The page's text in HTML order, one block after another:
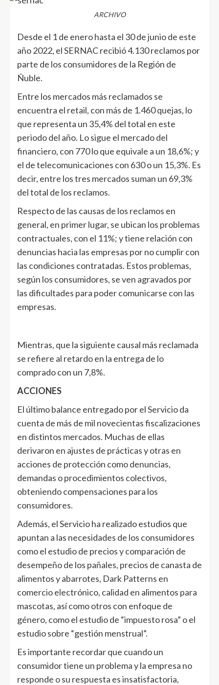
ARCHIVO
Desde el 1 de enero hasta el 30 de junio de este
año 2022, el SERNAC recibió 4.130 reclamos por
parte de los consumidores de la Región de
Ñuble.
Entre los mercados más reclamados se
encuentra el retail, con más de 1.460 quejas, lo
que representa un 35,4% del total en este
periodo del año. Lo sigue el mercado del
financiero, con 770 lo que equivale a un 18,6%; y
el de telecomunicaciones con 630 o un 15,3%. Es
decir, entre los tres mercados suman un 69,3%
del total de los reclamos.
Respecto de las causas de los reclamos en
general, en primer lugar, se ubican los problemas
contractuales, con el 11%; y tiene relación con
denuncias hacia las empresas por no cumplir con
las condiciones contratadas. Estos problemas,
según los consumidores, se ven agravados por
las dificultades para poder comunicarse con las
empresas.
Mientras, que la siguiente causal más reclamada
se refiere al retardo en la entrega de lo
comprado con un 7,8%.
ACCIONES
El último balance entregado por el Servicio da
cuenta de más de mil novecientas fiscalizaciones
en distintos mercados. Muchas de ellas
derivaron en ajustes de prácticas y otras en
acciones de protección como denuncias,
demandas o procedimientos colectivos,
obteniendo compensaciones para los
consumidores.
Además, el Servicio ha realizado estudios que
apuntan a las necesidades de los consumidores
como el estudio de precios y comparación de
desempeño de los pañales, precios de canasta de
alimentos y abarrotes, Dark Patterns en
comercio electrónico, calidad en alimentos para
mascotas, así como otros con enfoque de
género, como el estudio de “impuesto rosa” o el
estudio sobre “gestión menstrual”.
Es importante recordar que cuando un
consumidor tiene un problema y la empresa no
responde o su respuesta es insatisfactoria,